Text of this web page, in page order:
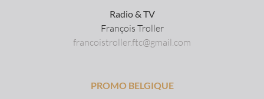
Radio & TV
François Troller
francoistroller.ftc@gmail.com
PROMO BELGIQUE